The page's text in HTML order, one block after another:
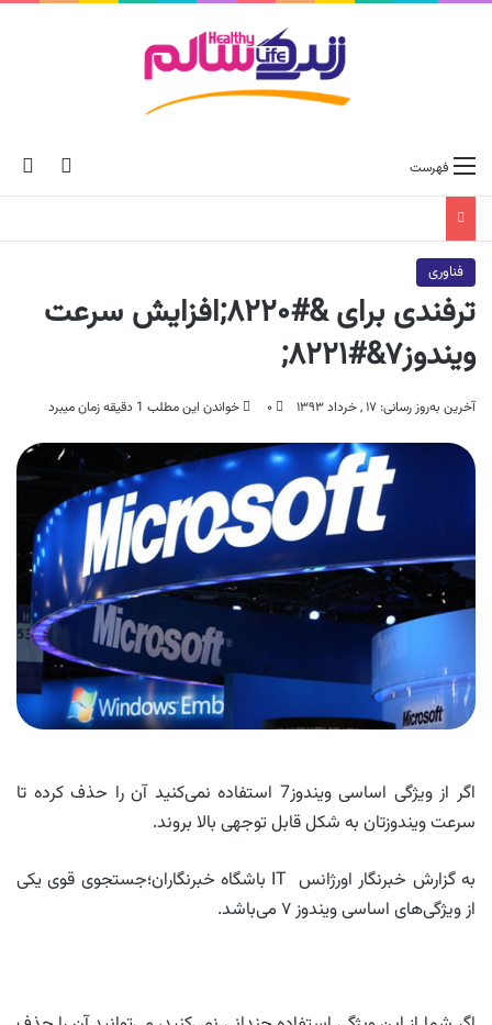
skin فهرست
فناوری
ترفندی برای &#۸۲۲۰;افزایش سرعت
ویندوز۷&#۸۲۲۱;
آخرین به‌روز رسانی: ۱۷ , خرداد ۱۳۹۳ ۰ خواندن این مطلب 1 دقیقه زمان میبرد
اگر از ویژگی اساسی ویندوز7 استفاده نمی‌کنید آن را حذف کرده تا
سرعت ویندوزتان به شکل قابل توجهی بالا بروند.
به گزارش خبرنگار اورژانس IT باشگاه خبرنگاران؛جستجوی قوی یکی
از ویژگی‌های اساسی ویندوز ۷ می‌باشد.